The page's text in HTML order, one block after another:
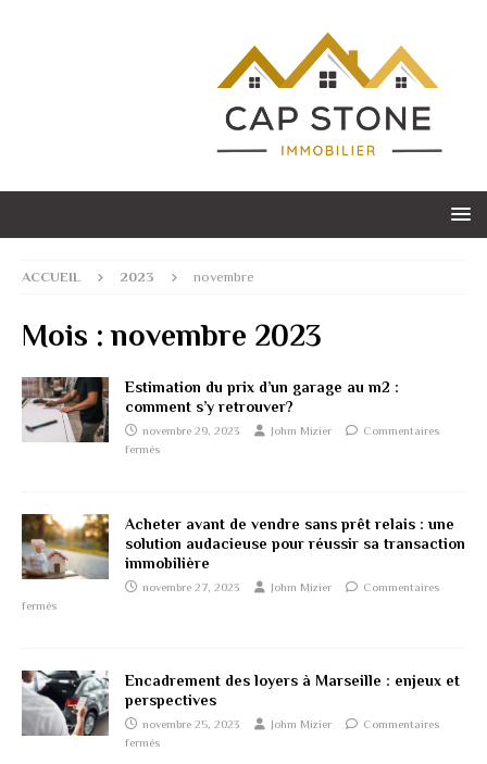
ACCUEIL 2023 novembre
Mois :novembre 2023
Estimation du prix d’un garage au m2 :
comment s’y retrouver?
novembre 29, 2023 Johm Mizier
Commentaires
fermés
Acheter avant de vendre sans prêt relais : une
solution audacieuse pour réussir sa transaction
immobilière
novembre 27, 2023 Johm Mizier
Commentaires
fermés
Encadrement des loyers à Marseille : enjeux et
perspectives
novembre 25, 2023 Johm Mizier
Commentaires
fermés